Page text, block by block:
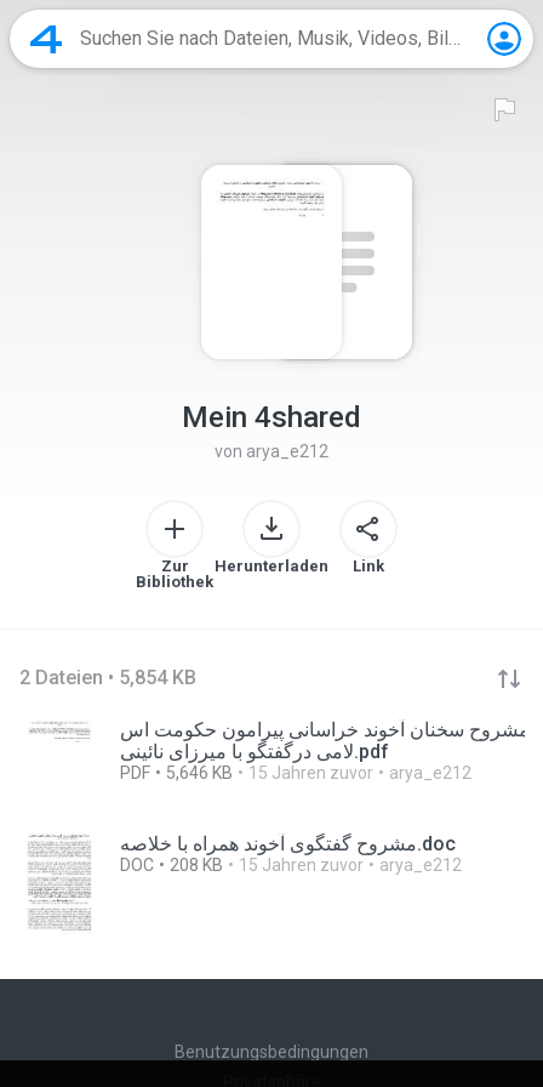
Mein 4shared
von arya_e212
Zur
Bibliothek
Herunterladen Link
2 Dateien • 5,854 KB
مشروح سخنان آخوند خراسانی پیرامون حکومت اس
لامی درگفتگو با میرزای نائینی.pdf
PDF 5,646 KB 15 Jahren zuvor arya_e212
مشروح گفتگوی آخوند همراه با خلاصه.doc
DOC 208 KB 15 Jahren zuvor arya_e212
Benutzungsbedingungen